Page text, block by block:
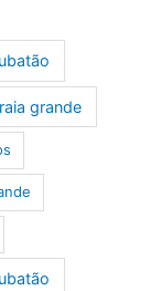
grande